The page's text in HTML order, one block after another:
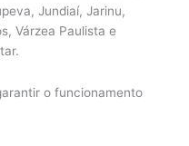
Jundiaí, Jarinu,
Várzea Paulista e
o funcionamento